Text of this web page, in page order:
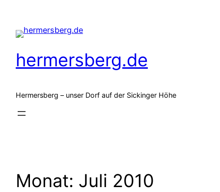
springen
hermersberg.de
Hermersberg – unser Dorf auf der Sickinger Höhe
Monat: Juli 2010